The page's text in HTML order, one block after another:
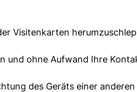
Visitenkarten
und ohne Aufwand Ihre
des Geräts einer anderen